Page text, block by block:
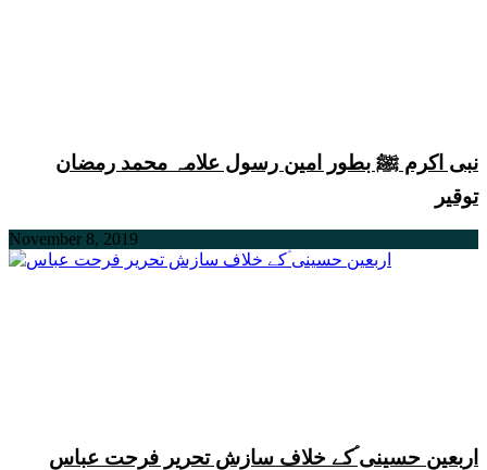
نبی اکرم ﷺ بطور امین رسول علامہ محمد رمضان
توقیر
November 8, 2019
اربعین حسینی ؑکے خلاف سازش تحریر فرحت عباس